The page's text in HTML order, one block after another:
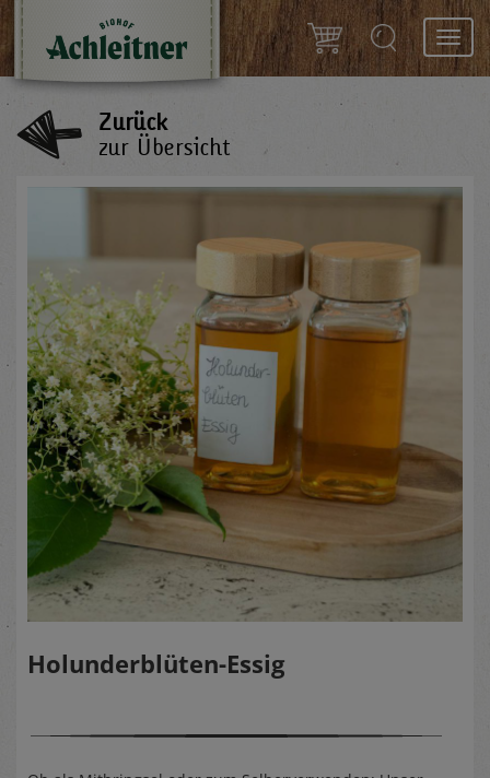
Zurück
zur Übersicht
Holunderblüten-Essig